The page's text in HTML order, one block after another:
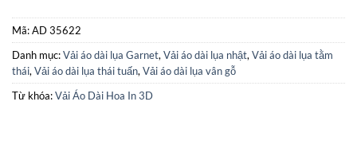
Mã:AD 35622
Danh mục:Vải áo dài lụa Garnet,Vải áo dài lụa nhật,Vải áo dài lụa tằm
thái,Vải áo dài lụa thái tuấn,Vải áo dài lụa vân gỗ
Từ khóa:Vải Áo Dài Hoa In 3D